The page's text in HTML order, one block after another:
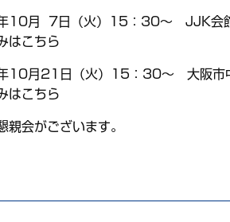
年10月 7日（火）15：30～
はこちら
10月21日（火）15：30～ 大阪市中
はこちら
会がございます。